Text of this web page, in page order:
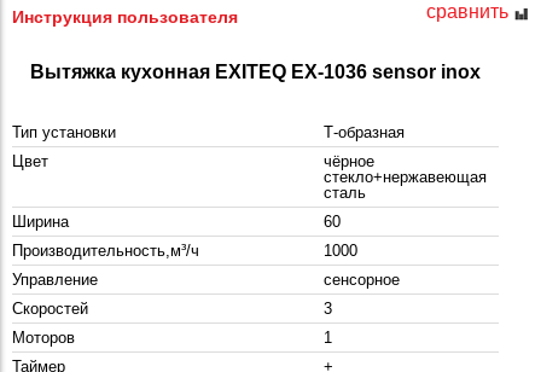
сравнить
Инструкция пользователя
Вытяжка кухонная EXITEQ EX-1036 sensor inox
Тип установки
Т-образная
Цвет
чёрное
стекло+нержавеющая
сталь
Ширина
60
Производительность,м³/ч
1000
Управление
сенсорное
Скоростей
3
Моторов
1
Таймер
+